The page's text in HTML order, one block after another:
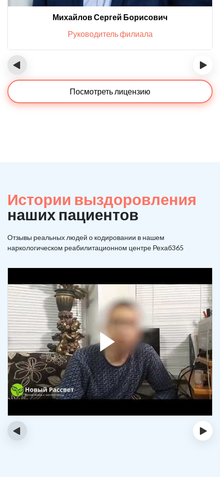
Михайлов Сергей Борисович
Руководитель филиала
‹ ›
Посмотреть лицензию
Истории выздоровления
наших пациентов
Отзывы реальных людей о кодировании в нашем
наркологическом реабилитационном центре Рехаб365
‹ ›